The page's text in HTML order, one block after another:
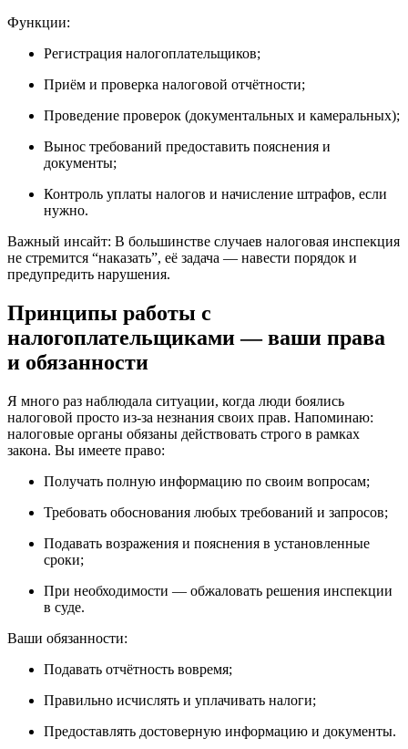
Функции:
Регистрация налогоплательщиков;
Приём и проверка налоговой отчётности;
Проведение проверок (документальных и камеральных);
Вынос требований предоставить пояснения и
документы;
Контроль уплаты налогов и начисление штрафов, если
нужно.
Важный инсайт: В большинстве случаев налоговая инспекция
не стремится “наказать”, её задача — навести порядок и
предупредить нарушения.
Принципы работы с
налогоплательщиками — ваши права
и обязанности
Я много раз наблюдала ситуации, когда люди боялись
налоговой просто из-за незнания своих прав. Напоминаю:
налоговые органы обязаны действовать строго в рамках
закона. Вы имеете право:
Получать полную информацию по своим вопросам;
Требовать обоснования любых требований и запросов;
Подавать возражения и пояснения в установленные
сроки;
При необходимости — обжаловать решения инспекции
в суде.
Ваши обязанности:
Подавать отчётность вовремя;
Правильно исчислять и уплачивать налоги;
Предоставлять достоверную информацию и документы.